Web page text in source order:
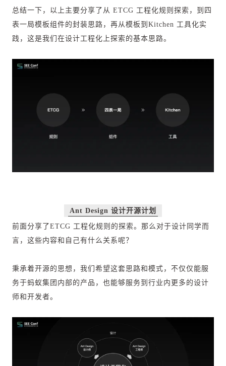
总结一下，以上主要分享了从 ETCG 工程化规则探索，到四
表一局模板组件的封装思路，再从模板到Kitchen 工具化实
践，这是我们在设计工程化上探索的基本思路。
Ant Design 设计开源计划
前面分享了ETCG 工程化规则的探索。那么对于设计同学而
言，这些内容和自己有什么关系呢？
秉承着开源的思想，我们希望这套思路和模式，不仅仅能服
务于蚂蚁集团内部的产品，也能够服务到行业内更多的设计
师和开发者。